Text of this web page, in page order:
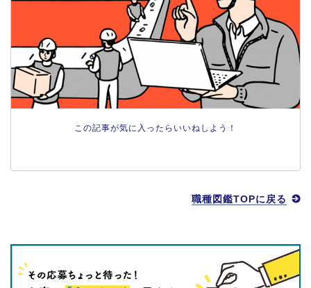
この記事が気に入ったらいいねしよう！
職種図鑑TOPに戻る